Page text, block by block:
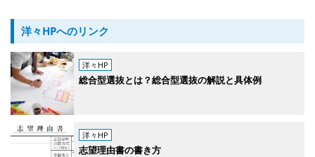
洋々HPへのリンク
洋々HP
総合型選抜とは？総合型選抜の解説と具体例
洋々HP
志望理由書の書き方